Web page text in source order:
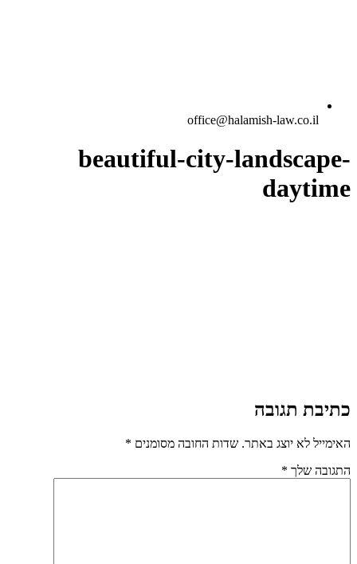
office@halamish-law.co.il
beautiful-city-landscape-
daytime
כתיבת תגובה
האימייל לא יוצג באתר. שדות החובה מסומנים *
התגובה שלך *